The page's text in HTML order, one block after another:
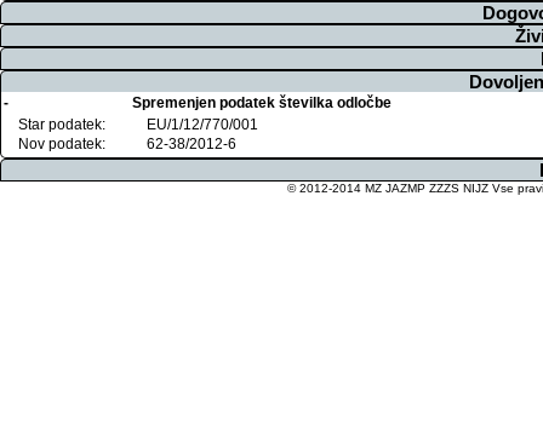
-
Spremenjen podatek številka odločbe
Star podatek:
EU/1/12/770/001
Nov podatek:
62-38/2012-6
© 2012-2014 MZ JAZMP ZZZS NIJZ Vse